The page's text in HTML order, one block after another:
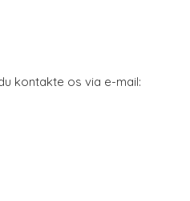
kontakte os via e-mail: